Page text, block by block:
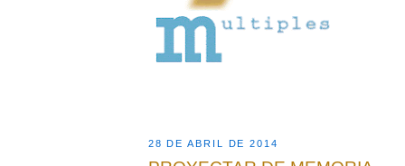
28 DE ABRIL DE 2014